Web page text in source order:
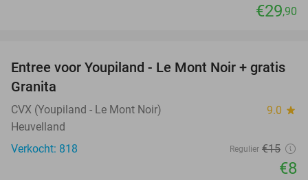
€29,90
47%
Entree voor Youpiland - Le Mont Noir + gratis
Granita
CVX (Youpiland - Le Mont Noir) 9.0 star
Heuvelland
Verkocht: 818
Regulier €15
€8